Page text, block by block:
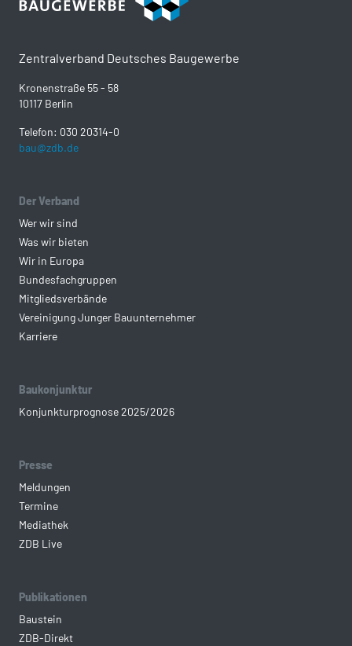
Zentralverband Deutsches Baugewerbe
Kronenstraße 55 - 58
10117 Berlin
Telefon: 030 20314-0
bau@zdb.de
Der Verband
Wer wir sind
Was wir bieten
Wir in Europa
Bundesfachgruppen
Mitgliedsverbände
Vereinigung Junger Bauunternehmer
Karriere
Baukonjunktur
Konjunkturprognose 2025/2026
Presse
Meldungen
Termine
Mediathek
ZDB Live
Publikationen
Baustein
ZDB-Direkt